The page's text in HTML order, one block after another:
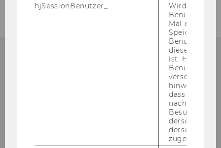
Alle or­ga­ni­sa­to­ri­schen Infos rund um Ihr
Mas­ter­stu­di­um fin­den Sie im Mas­ter­gui­de!
hjSessionBenutzer_
Wird gesetzt,
Benutzer
Mal eine
Speichert die
Benutzer-ID,
diese Seite
ist. Hotjar
Benutzer
verschiedene
hinweg.Stellt
dass Daten
Besuchen auf
derselben
derselben
zugeordnet